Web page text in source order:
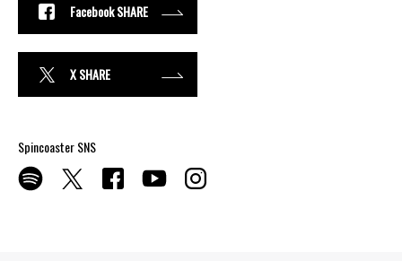
Facebook SHARE
X SHARE
Spincoaster SNS